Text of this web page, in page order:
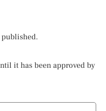
it has been approved by